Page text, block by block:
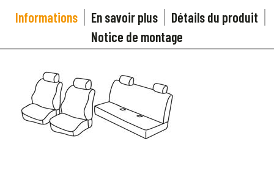
Informations En savoir plus
Détails du produit
Notice de montage